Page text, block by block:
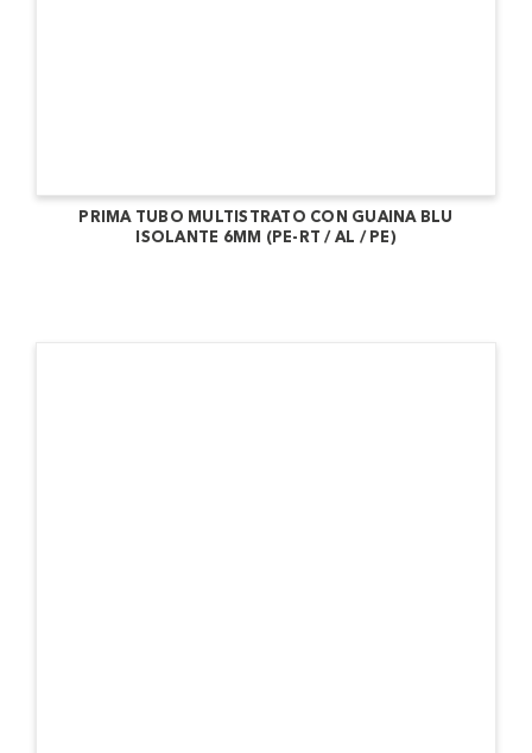
PRIMA TUBO MULTISTRATO CON GUAINA BLU
ISOLANTE 6MM (PE-RT / AL / PE)